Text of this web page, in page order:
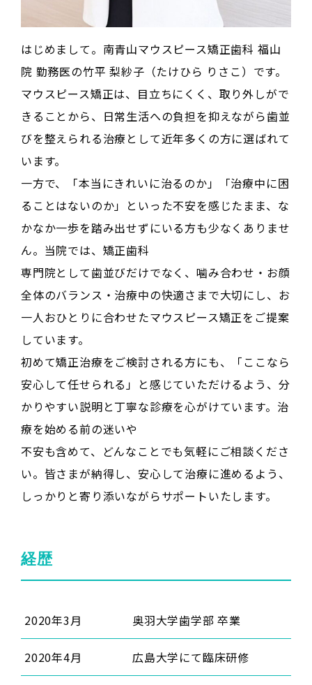
はじめまして。南青山マウスピース矯正歯科 福山
院 勤務医の竹平 梨紗子（たけひら りさこ）です。
マウスピース矯正は、目立ちにくく、取り外しがで
きることから、日常生活への負担を抑えながら歯並
びを整えられる治療として近年多くの方に選ばれて
います。
一方で、「本当にきれいに治るのか」「治療中に困
ることはないのか」といった不安を感じたまま、な
かなか一歩を踏み出せずにいる方も少なくありませ
ん。当院では、矯正歯科
専門院として歯並びだけでなく、噛み合わせ・お顔
全体のバランス・治療中の快適さまで大切にし、お
一人おひとりに合わせたマウスピース矯正をご提案
しています。
初めて矯正治療をご検討される方にも、「ここなら
安心して任せられる」と感じていただけるよう、分
かりやすい説明と丁寧な診療を心がけています。治
療を始める前の迷いや
不安も含めて、どんなことでも気軽にご相談くださ
い。皆さまが納得し、安心して治療に進めるよう、
しっかりと寄り添いながらサポートいたします。
経歴
2020年3月 奥羽大学歯学部 卒業
2020年4月 広島大学にて臨床研修